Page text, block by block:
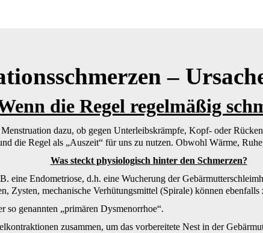
–
die Regel regelmäßig
dazu, ob gegen Unterleibskrämpfe, Kopf- oder
die Regel als „Auszeit“ für uns zu nutzen. Obwohl Wärme,
Was steckt physiologisch hinter den Schmerzen?
eine Endometriose, d.h. eine Wucherung der
Zysten, mechanische Verhütungsmittel (Spirale) können ebenfalls
so genannten „primären Dysmenorrhoe“.
zusammen, um das vorbereitete Nest in der